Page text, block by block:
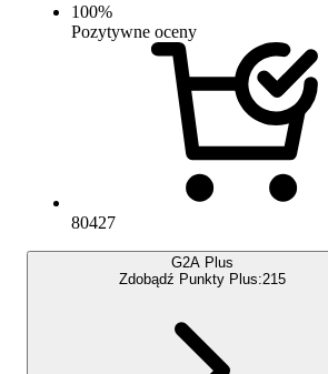
100%
Pozytywne oceny
80427
G2A Plus
Zdobądź Punkty Plus:215